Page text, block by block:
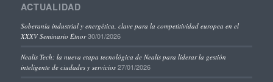
ACTUALIDAD
Soberanía industrial y energética, clave para la competitividad europea en el
XXXV Seminario Étnor 30/01/2026
Nealis Tech: la nueva etapa tecnológica de Nealis para liderar la gestión
inteligente de ciudades y servicios 27/01/2026